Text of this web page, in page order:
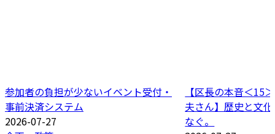
参加者の負担が少ないイベント受付・
事前決済システム
2026-07-27
【区長の本音＜15
夫さん】歴史と文
なぐ。